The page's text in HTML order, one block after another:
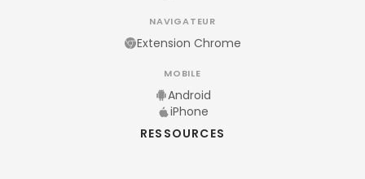
NAVIGATEUR
Extension Chrome
MOBILE
Android
iPhone
RESSOURCES